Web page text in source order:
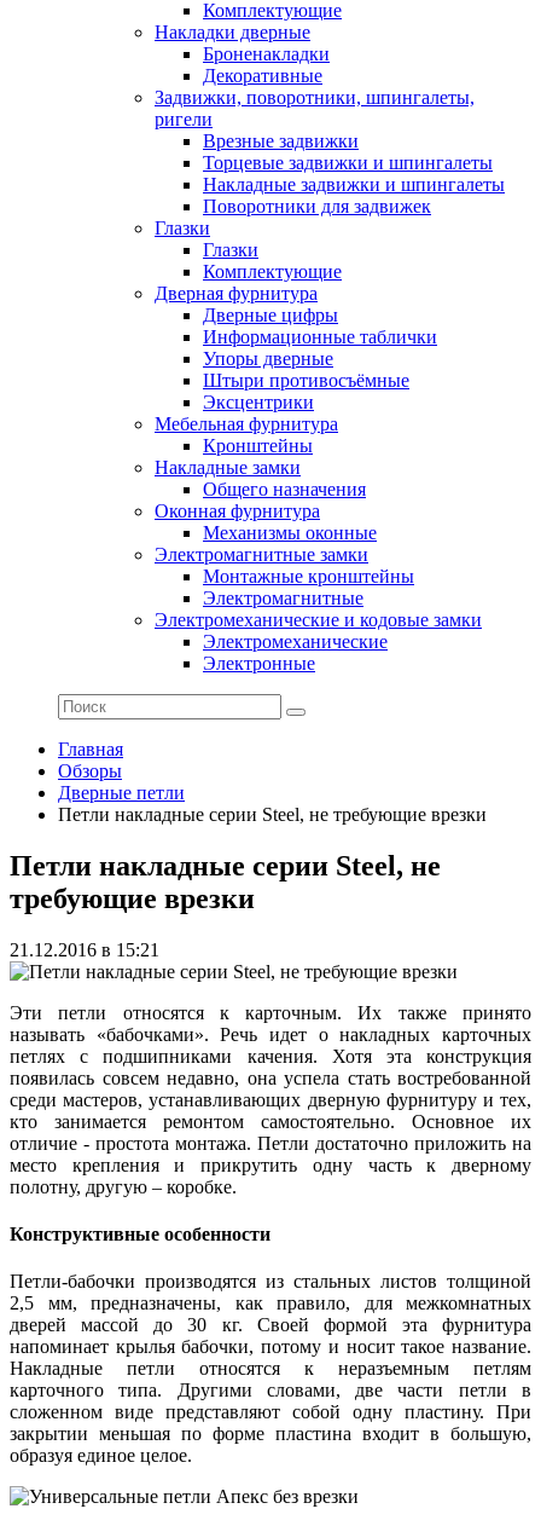
Комплектующие
Накладки дверные
Броненакладки
Декоративные
Задвижки, поворотники, шпингалеты,
ригели
Врезные задвижки
Торцевые задвижки и шпингалеты
Накладные задвижки и шпингалеты
Поворотники для задвижек
Глазки
Глазки
Комплектующие
Дверная фурнитура
Дверные цифры
Информационные таблички
Упоры дверные
Штыри противосъёмные
Эксцентрики
Мебельная фурнитура
Кронштейны
Накладные замки
Общего назначения
Оконная фурнитура
Механизмы оконные
Электромагнитные замки
Монтажные кронштейны
Электромагнитные
Электромеханические и кодовые замки
Электромеханические
Электронные
Главная
Обзоры
Дверные петли
Петли накладные серии Steel, не требующие врезки
Петли накладные серии Steel, не
требующие врезки
21.12.2016 в 15:21
Эти петли относятся к карточным. Их также принято
называть «бабочками». Речь идет о накладных карточных
петлях с подшипниками качения. Хотя эта конструкция
появилась совсем недавно, она успела стать востребованной
среди мастеров, устанавливающих дверную фурнитуру и тех,
кто занимается ремонтом самостоятельно. Основное их
отличие - простота монтажа. Петли достаточно приложить на
место крепления и прикрутить одну часть к дверному
полотну, другую – коробке.
Конструктивные особенности
Петли-бабочки производятся из стальных листов толщиной
2,5 мм, предназначены, как правило, для межкомнатных
дверей массой до 30 кг. Своей формой эта фурнитура
напоминает крылья бабочки, потому и носит такое название.
Накладные петли относятся к неразъемным петлям
карточного типа. Другими словами, две части петли в
сложенном виде представляют собой одну пластину. При
закрытии меньшая по форме пластина входит в большую,
образуя единое целое.